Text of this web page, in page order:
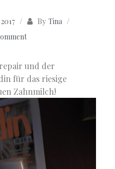
By Tina
und der
für das riesige
Zahnmilch!